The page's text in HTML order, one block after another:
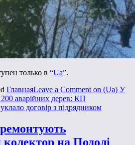
только в “Ua”.
ГлавнаяLeave a Comment on (Ua) У
аварійних дерев: КП
договір з підрядником
колектор на Подолі